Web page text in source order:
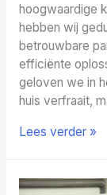
hoogwaardige
hebben wij
betrouwbare
efficiënte
geloven we in
huis verfraait,
Proline
Expert
Lees verder »